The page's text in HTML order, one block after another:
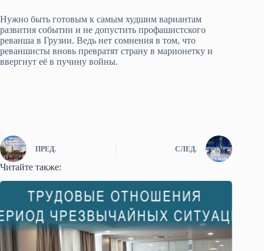
Нужно быть готовым к самым худшим вариантам
развития событии и не допустить профашистского
реванша в Грузии. Ведь нет сомнения в том, что
реваншисты вновь превратят страну в марионетку и
ввергнут её в пучину войны.
ПРЕД. СЛЕД.
Читайте также: